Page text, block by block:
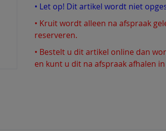
• Let op! Dit artikel wordt niet
• Kruit wordt alleen na afspraak
reserveren.
• Bestelt u dit artikel online dan
en kunt u dit na afspraak afhalen